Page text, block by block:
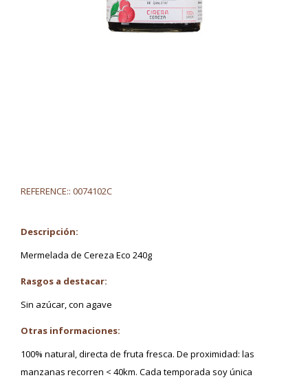
REFERENCE:: 0074102C
Descripción:
Mermelada de Cereza Eco 240g
Rasgos a destacar:
Sin azúcar, con agave
Otras informaciones:
100% natural, directa de fruta fresca. De proximidad: las
manzanas recorren < 40km. Cada temporada soy única